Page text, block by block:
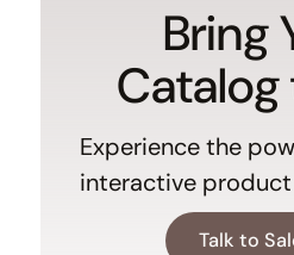
Bring
Catalog
Experience the
interactive
Talk to